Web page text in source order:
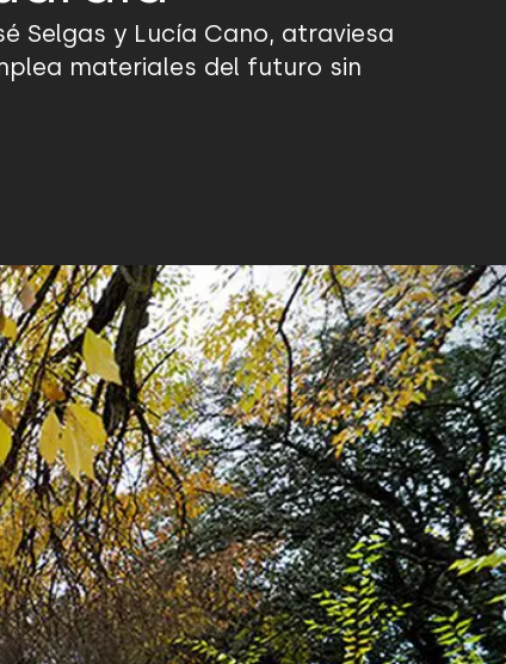
Selgas y Lucía Cano, atraviesa
materiales del futuro sin